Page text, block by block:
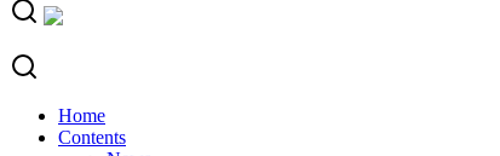
Home
Contents